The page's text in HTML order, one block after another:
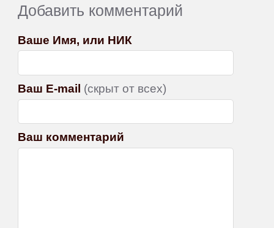
Добавить комментарий
Ваше Имя, или НИК
Ваш E-mail (скрыт от всех)
Ваш комментарий